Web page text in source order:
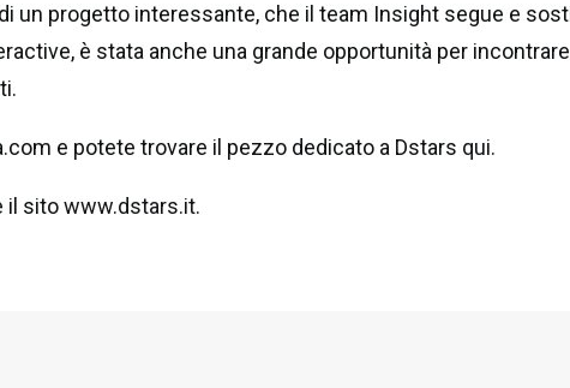
un progetto interessante, che il team Insight segue e
è stata anche una grande opportunità per
e potete trovare il pezzo dedicato a Dstars qui.
il sitowww.dstars.it.